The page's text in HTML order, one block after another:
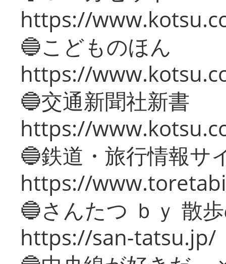
https://
🔵こどものほん
https://
🔵交通新聞社新書
https://
🔵鉄道・旅行情報サ
https://
🔵さんたつ ｂｙ 散
https://san-tatsu.jp/